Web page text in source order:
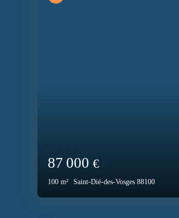
140 000
650m² Saint-Dié-des-Vosges 88100